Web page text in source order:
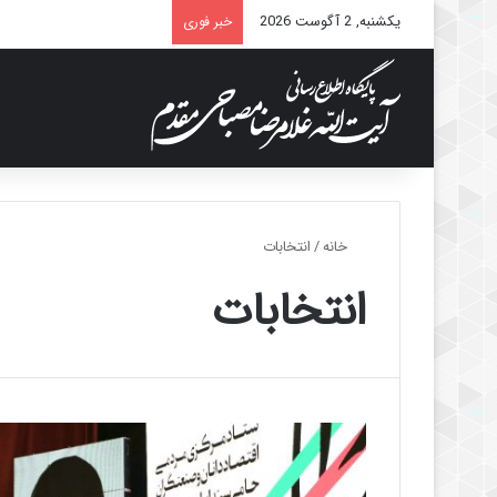
یکشنبه, 2 آگوست 2026 خبر فوری
خانه/انتخابات
انتخابات